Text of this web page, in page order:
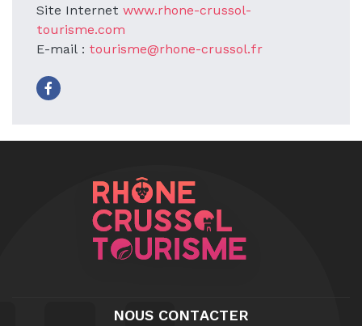
Site Internet www.rhone-crussol-
tourisme.com
E-mail : tourisme@rhone-crussol.fr
NOUS CONTACTER